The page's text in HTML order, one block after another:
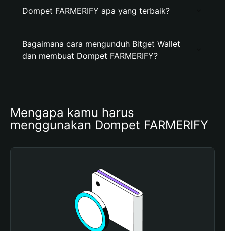
Dompet FARMERIFY apa yang terbaik?
Bagaimana cara mengunduh Bitget Wallet
dan membuat Dompet FARMERIFY?
Mengapa kamu harus
menggunakan Dompet FARMERIFY